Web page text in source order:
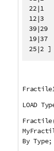
22|1
12|3
39|29
19|37
25|2
LOAD
By Type;